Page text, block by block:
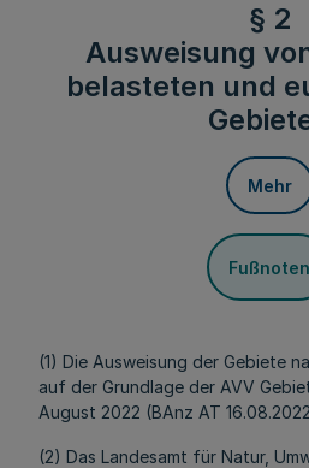
§ 2
Ausweisung
belasteten und
Mehr
Fußnoten
(1) Die Ausweisung der Gebiete
auf der Grundlage der AVV
August 2022 (BAnz AT
(2) Das Landesamt für Natur,